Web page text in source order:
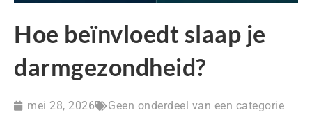
Hoe beïnvloedt slaap je
darmgezondheid?
mei 28, 2026 Geen onderdeel van een categorie